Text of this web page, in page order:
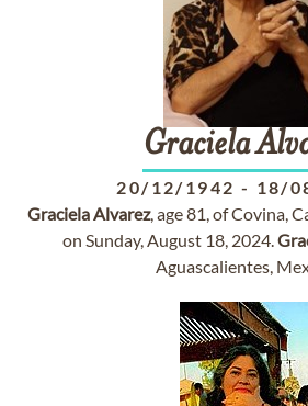
Graciela
20/12/1942 - 18/
GracielaAlvarez, age 81, of Covina,
on Sunday, August 18, 2024.
Aguascalientes,